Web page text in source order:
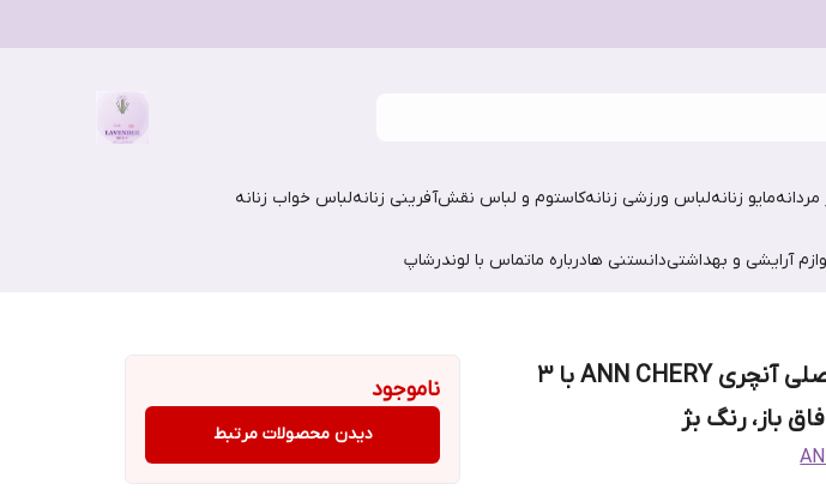
مایو زنانهلباس ورزشی زنانهکاستوم و لباس نقش‌آفرینی زنانهلباس خواب زنانه
آرایشی و بهداشتیدانستنی هادرباره ماتماس با لوندرشاپ
گن یکسره اصلی آنچری ANN CHERY با ۳
باز، رنگ بژ
ناموجود
دیدن محصولات مرتبط